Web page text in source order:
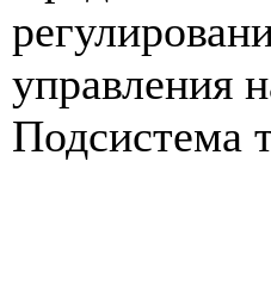
управления
Подсистема